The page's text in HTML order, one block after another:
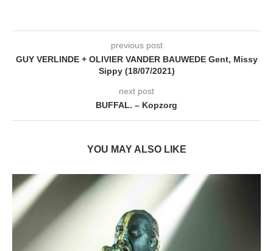
previous post
GUY VERLINDE + OLIVIER VANDER BAUWEDE Gent, Missy
Sippy (18/07/2021)
next post
BUFFAL. – Kopzorg
YOU MAY ALSO LIKE